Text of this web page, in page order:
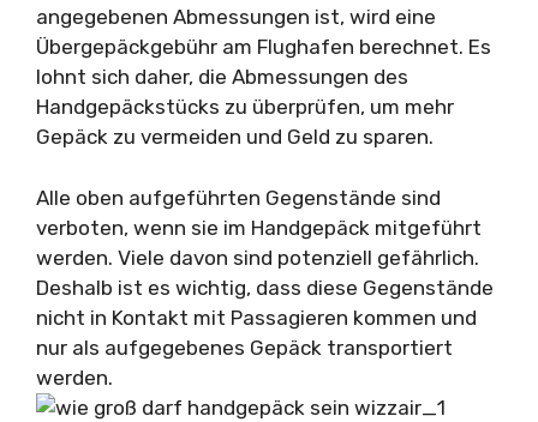
angegebenen Abmessungen ist, wird eine
Übergepäckgebühr am Flughafen berechnet. Es
lohnt sich daher, die Abmessungen des
Handgepäckstücks zu überprüfen, um mehr
Gepäck zu vermeiden und Geld zu sparen.
Alle oben aufgeführten Gegenstände sind
verboten, wenn sie im Handgepäck mitgeführt
werden. Viele davon sind potenziell gefährlich.
Deshalb ist es wichtig, dass diese Gegenstände
nicht in Kontakt mit Passagieren kommen und
nur als aufgegebenes Gepäck transportiert
werden.